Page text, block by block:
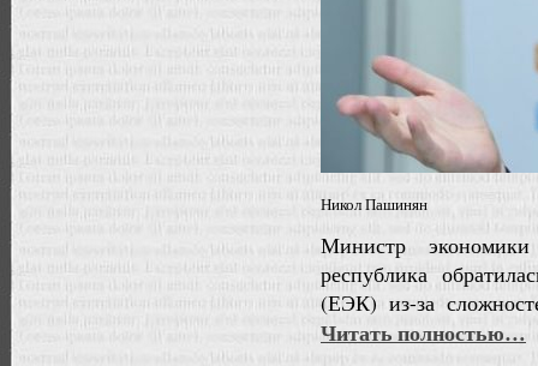
Никол Пашинян
Министр
республика
(ЕЭК) из-за
Читать полностью…